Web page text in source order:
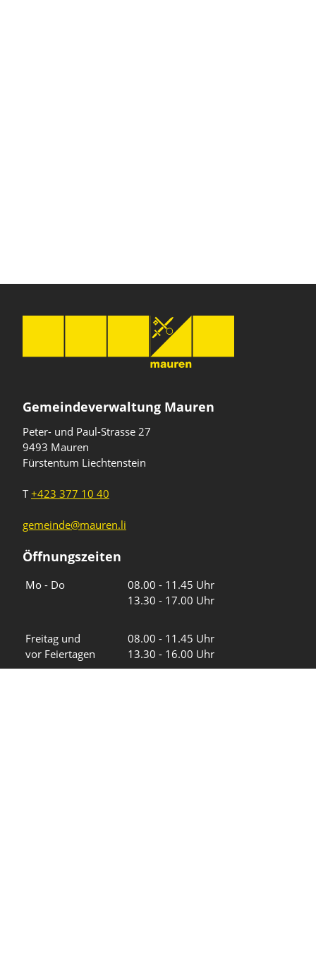
Gemeindeverwaltung Mauren
Peter- und Paul-Strasse 27
9493 Mauren
Fürstentum Liechtenstein
T+423 377 10 40
gemeinde@mauren.li
Öffnungszeiten
Mo - Do
08.00 - 11.45 Uhr
13.30 - 17.00 Uhr
Freitag und
vor Feiertagen
08.00 - 11.45 Uhr
13.30 - 16.00 Uhr